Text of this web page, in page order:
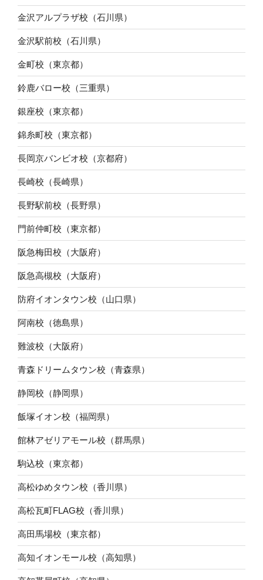
金沢アルプラザ校（石川県）
金沢駅前校（石川県）
金町校（東京都）
鈴鹿バロー校（三重県）
銀座校（東京都）
錦糸町校（東京都）
長岡京バンビオ校（京都府）
長崎校（長崎県）
長野駅前校（長野県）
門前仲町校（東京都）
阪急梅田校（大阪府）
阪急高槻校（大阪府）
防府イオンタウン校（山口県）
阿南校（徳島県）
難波校（大阪府）
青森ドリームタウン校（青森県）
静岡校（静岡県）
飯塚イオン校（福岡県）
館林アゼリアモール校（群馬県）
駒込校（東京都）
高松ゆめタウン校（香川県）
高松瓦町FLAG校（香川県）
高田馬場校（東京都）
高知イオンモール校（高知県）